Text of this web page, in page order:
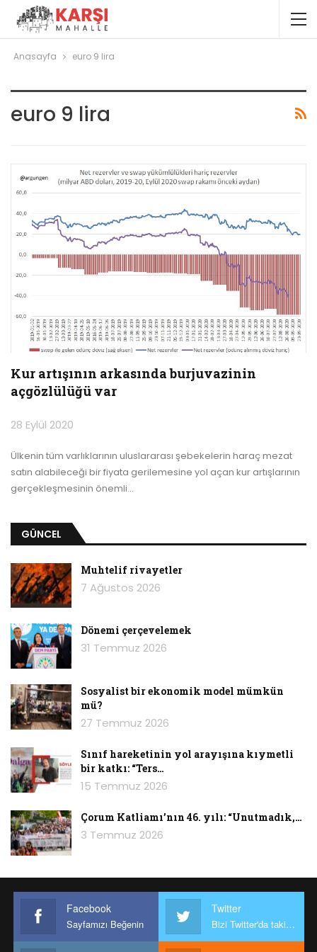
Anasayfa euro 9 lira
euro 9 lira
Kur artışının arkasında burjuvazinin
açgözlülüğü var
28 Eylül 2020
Ülkenin tüm varlıklarının uluslararası şebekelerin haraç mezat
satın alabileceği bir fiyata gerilemesine yol açan kur artışlarının
gerçekleşmesinin önemli…
GÜNCEL
Muhtelif rivayetler
7 Ağustos 2026
Dönemi çerçevelemek
31 Temmuz 2026
Sosyalist bir ekonomik model mümkün
mü?
27 Temmuz 2026
Sınıf hareketinin yol arayışına kıymetli
bir katkı: “Ters…
15 Temmuz 2026
Çorum Katliamı’nın 46. yılı: “Unutmadık,…
3 Temmuz 2026
Facebook
Sayfamızı Beğenin
Twitter
Bizi Twitter'da takip edin